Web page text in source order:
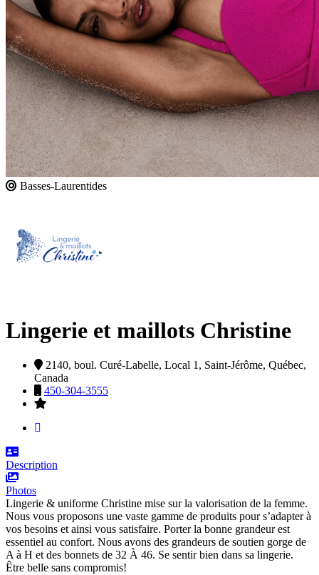
Basses-Laurentides
Lingerie et maillots Christine
2140, boul. Curé-Labelle, Local 1, Saint-Jérôme, Québec,
Canada
450-304-3555
Description
Photos
Lingerie & uniforme Christine mise sur la valorisation de la femme.
Nous vous proposons une vaste gamme de produits pour s’adapter à
vos besoins et ainsi vous satisfaire. Porter la bonne grandeur est
essentiel au confort. Nous avons des grandeurs de soutien gorge de
A à H et des bonnets de 32 À 46. Se sentir bien dans sa lingerie.
Être belle sans compromis!